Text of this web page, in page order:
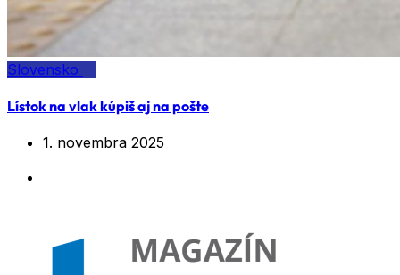
Slovensko
Lístok na vlak kúpiš aj na pošte
1. novembra 2025